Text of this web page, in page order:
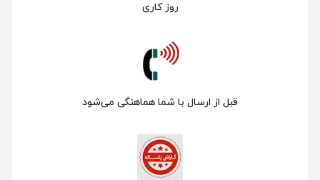
روز کاری
قبل از ارسال با شما هماهنگی می‌شود